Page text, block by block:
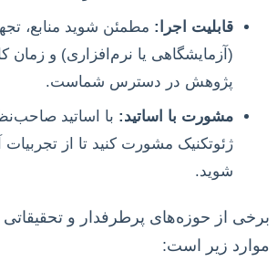
قابلیت اجرا: مطمئن شوید منابع،
(آزمایشگاهی یا نرم‌افزاری) و زمان
پژوهش در دسترس شماست.
مشورت با اساتید: با اساتید
ژئوتکنیک مشورت کنید تا از تجربیات
شوید.
برخی از حوزه‌های پرطرفدار و
موارد زیر است: